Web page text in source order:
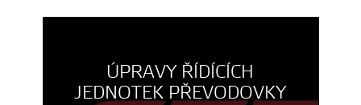
ÚPRAVY ŘÍDÍCÍCH
JEDNOTEK PŘEVODOVKY